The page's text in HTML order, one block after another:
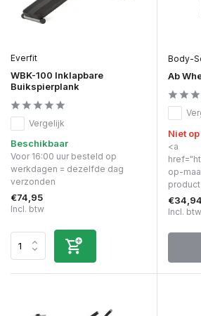
Everfit
WBK-100 Inklapbare
Buikspierplank
Vergelijk
Beschikbaar
Voor 16:00 uur besteld op
werkdagen = dezelfde dag
verzonden
€74,95
Incl. btw
Body-
Ab
Niet
<a
op-
€34,94
Incl. btw